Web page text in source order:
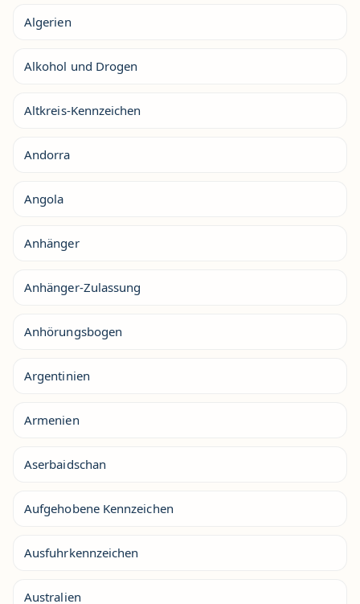
Algerien
Alkohol und Drogen
Altkreis-Kennzeichen
Andorra
Angola
Anhänger
Anhänger-Zulassung
Anhörungsbogen
Argentinien
Armenien
Aserbaidschan
Aufgehobene Kennzeichen
Ausfuhrkennzeichen
Australien